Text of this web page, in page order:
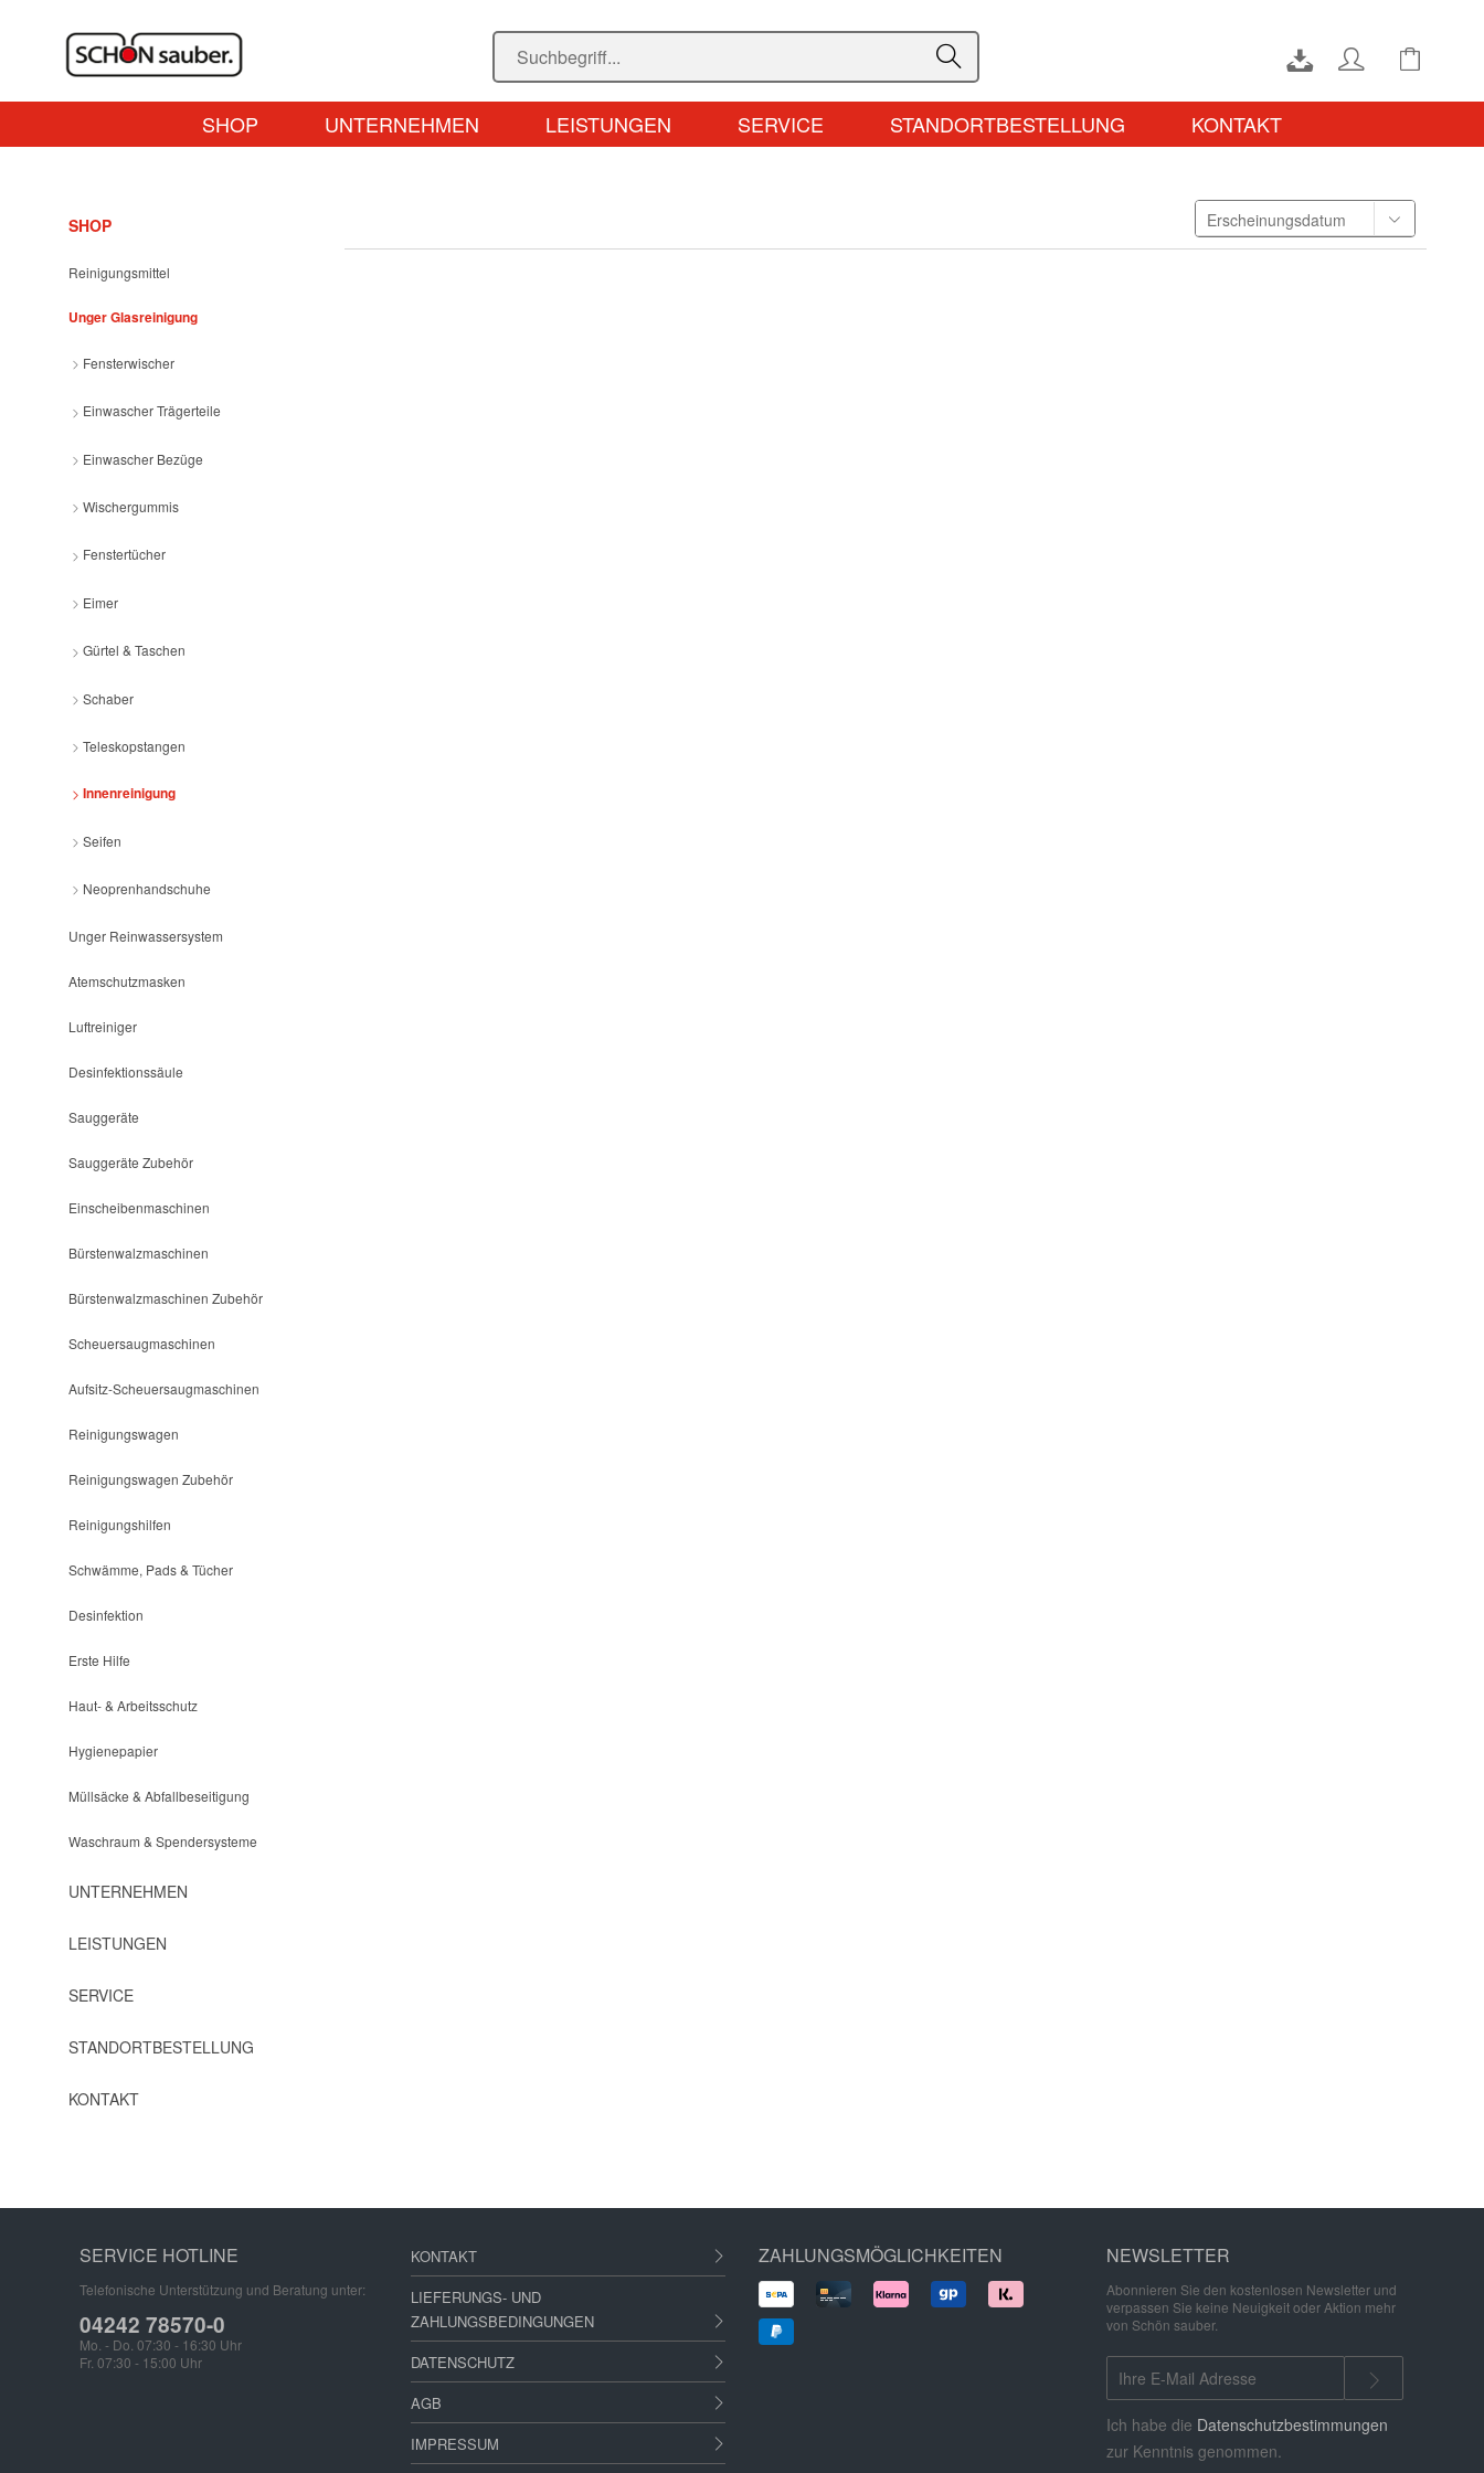
SHOP UNTERNEHMEN LEISTUNGEN SERVICE STANDORTBESTELLUNG KONTAKT
SHOP
Reinigungsmittel
Unger Glasreinigung
Fensterwischer
Einwascher Trägerteile
Einwascher Bezüge
Wischergummis
Fenstertücher
Eimer
Gürtel & Taschen
Schaber
Teleskopstangen
Innenreinigung
Seifen
Neoprenhandschuhe
Unger Reinwassersystem
Atemschutzmasken
Luftreiniger
Desinfektionssäule
Sauggeräte
Sauggeräte Zubehör
Einscheibenmaschinen
Bürstenwalzmaschinen
Bürstenwalzmaschinen Zubehör
Scheuersaugmaschinen
Aufsitz-Scheuersaugmaschinen
Reinigungswagen
Reinigungswagen Zubehör
Reinigungshilfen
Schwämme, Pads & Tücher
Desinfektion
Erste Hilfe
Haut- & Arbeitsschutz
Hygienepapier
Müllsäcke & Abfallbeseitigung
Waschraum & Spendersysteme
UNTERNEHMEN
LEISTUNGEN
SERVICE
STANDORTBESTELLUNG
KONTAKT
SERVICE HOTLINE
Telefonische Unterstützung und Beratung unter:
04242 78570-0
Mo. - Do. 07:30 - 16:30 Uhr
Fr. 07:30 - 15:00 Uhr
KONTAKT
LIEFERUNGS- UND
ZAHLUNGSBEDINGUNGEN
DATENSCHUTZ
AGB
IMPRESSUM
ZAHLUNGSMÖGLICHKEITEN NEWSLETTER
Abonnieren Sie den kostenlosen Newsletter und
verpassen Sie keine Neuigkeit oder Aktion mehr
von Schön sauber.
Ich habe die Datenschutzbestimmungen
zur Kenntnis genommen.